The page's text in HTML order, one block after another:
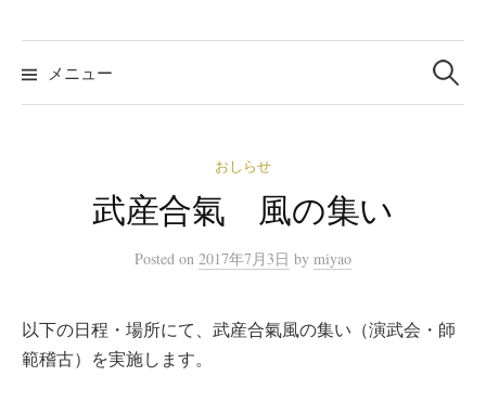
メニュー
検
索:
おしらせ
武産合氣 風の集い
Posted on 2017年7月3日 by miyao
以下の日程・場所にて、武産合氣風の集い（演武会・師
範稽古）を実施します。